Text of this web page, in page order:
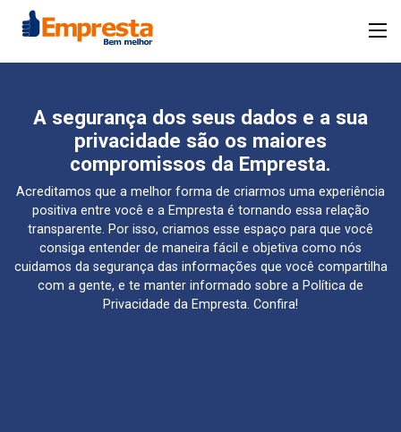
A segurança dos seus dados e a sua
privacidade são os maiores
compromissos da Empresta.
Acreditamos que a melhor forma de criarmos uma experiência
positiva entre você e a Empresta é tornando essa relação
transparente. Por isso, criamos esse espaço para que você
consiga entender de maneira fácil e objetiva como nós
cuidamos da segurança das informações que você compartilha
com a gente, e te manter informado sobre a Política de
Privacidade da Empresta. Confira!